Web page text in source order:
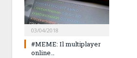
03/04/2018
#MEME: Il multiplayer
online…